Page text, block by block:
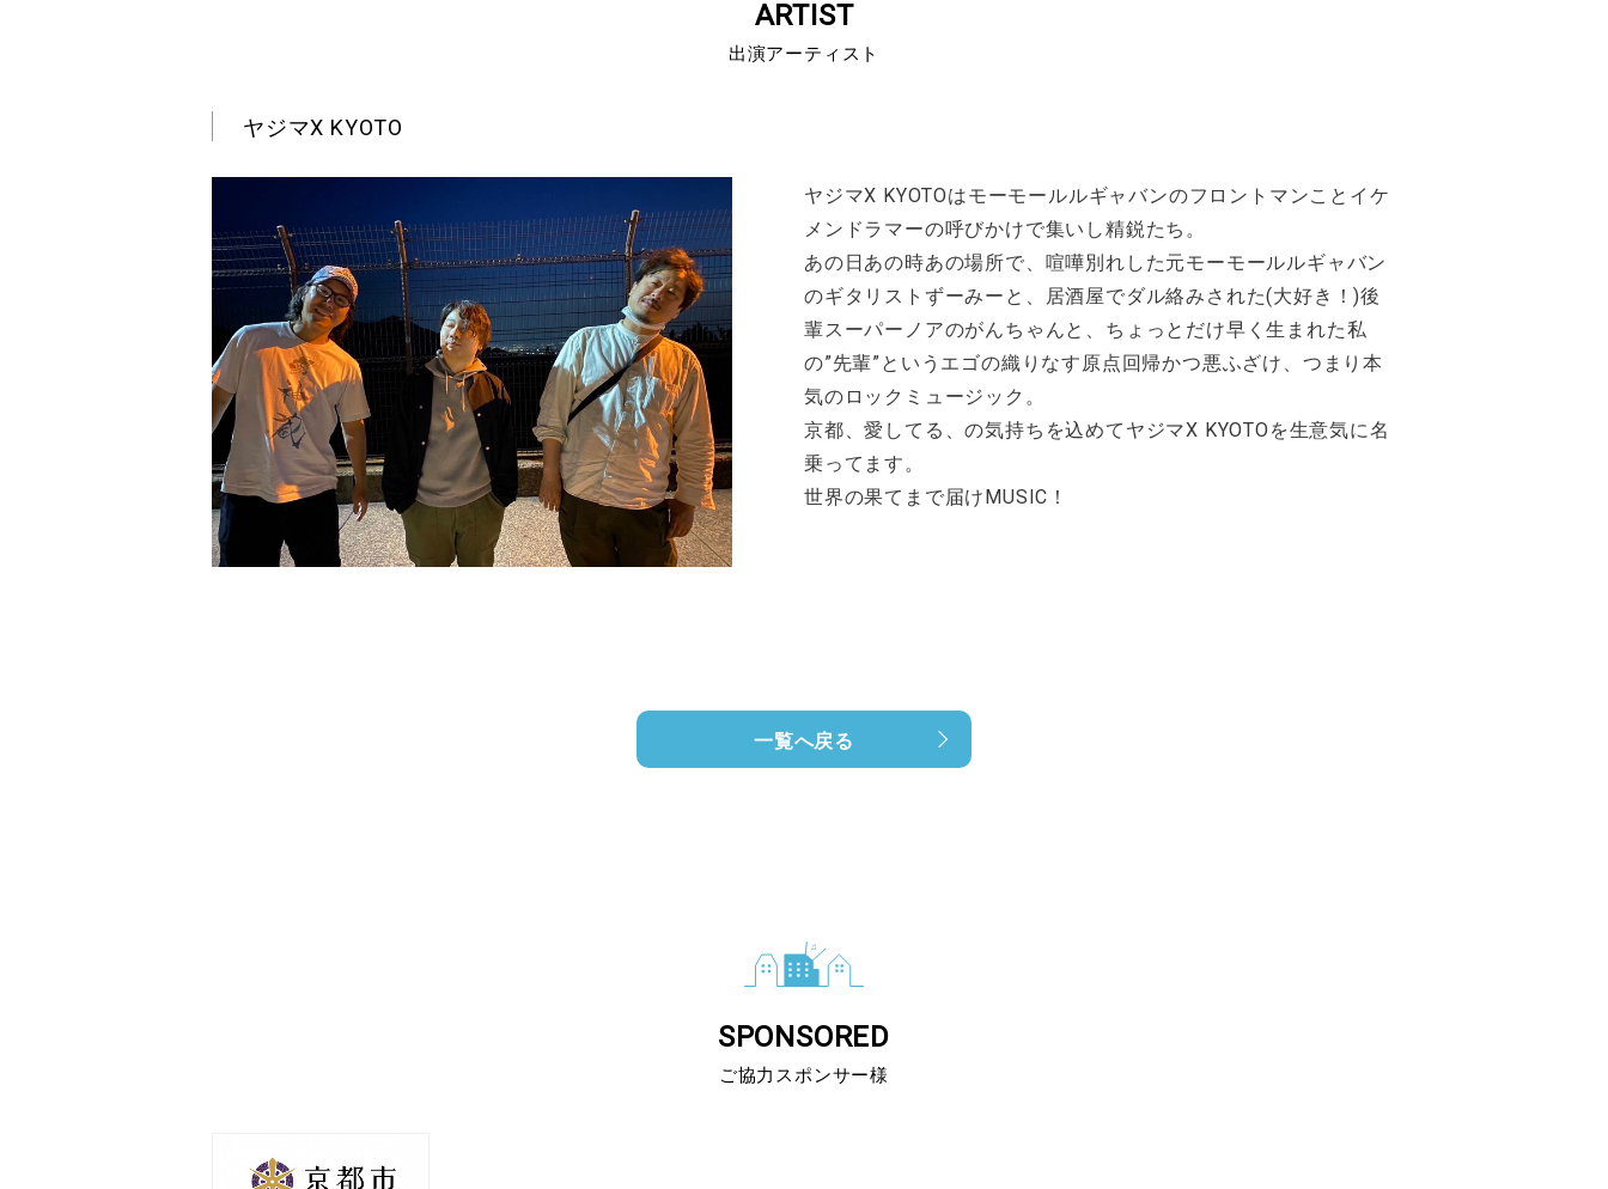
ARTIST
出演アーティスト
ヤジマX KYOTO
ヤジマX KYOTOはモーモールルギャバンのフロントマンことイケ
メンドラマーの呼びかけで集いし精鋭たち。
あの日あの時あの場所で、喧嘩別れした元モーモールルギャバン
のギタリストずーみーと、居酒屋でダル絡みされた(大好き！)後
輩スーパーノアのがんちゃんと、ちょっとだけ早く生まれた私
の”先輩”というエゴの織りなす原点回帰かつ悪ふざけ、つまり本
気のロックミュージック。
京都、愛してる、の気持ちを込めてヤジマX KYOTOを生意気に名
乗ってます。
世界の果てまで届けMUSIC！
一覧へ戻る
SPONSORED
ご協力スポンサー様